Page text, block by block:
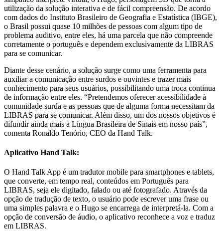
utilização da solução interativa e de fácil compreensão. De acordo
com dados do Instituto Brasileiro de Geografia e Estatística (IBGE),
o Brasil possui quase 10 milhões de pessoas com algum tipo de
problema auditivo, entre eles, há uma parcela que não compreende
corretamente o português e dependem exclusivamente da LIBRAS
para se comunicar.
Diante desse cenário, a solução surge como uma ferramenta para
auxiliar a comunicação entre surdos e ouvintes e trazer mais
conhecimento para seus usuários, possibilitando uma troca continua
de informação entre eles. “Pretendemos oferecer acessibilidade à
comunidade surda e as pessoas que de alguma forma necessitam da
LIBRAS para se comunicar. Além disso, um dos nossos objetivos é
difundir ainda mais a Língua Brasileira de Sinais em nosso país”,
comenta Ronaldo Tenório, CEO da Hand Talk.
Aplicativo Hand Talk:
O Hand Talk App é um tradutor mobile para smartphones e tablets,
que converte, em tempo real, conteúdos em Português para
LIBRAS, seja ele digitado, falado ou até fotografado. Através da
opção de tradução de texto, o usuário pode escrever uma frase ou
uma simples palavra e o Hugo se encarrega de interpretá-la. Com a
opção de conversão de áudio, o aplicativo reconhece a voz e traduz
em LIBRAS.